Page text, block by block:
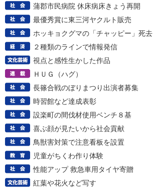
蒲郡市民病院 休床病床きょう再開
最優秀賞に東三河ヤクルト販売
ホッキョクグマの「チャッピー」死去
２種類のラインで情報発信
視点と感性生かした作品
ＨＵＧ（ハグ）
長篠合戦のぼりまつり出演者募集
時習館など達成表彰
設楽町の間伐材使用ベンチ８基
喜ぶ顔が見たいから社会貢献
鳥獣害対策で注意看板を設置
児童がちくわ作り体験
性能アップ 救急車用タイヤ寄贈
紅葉や花火など写す